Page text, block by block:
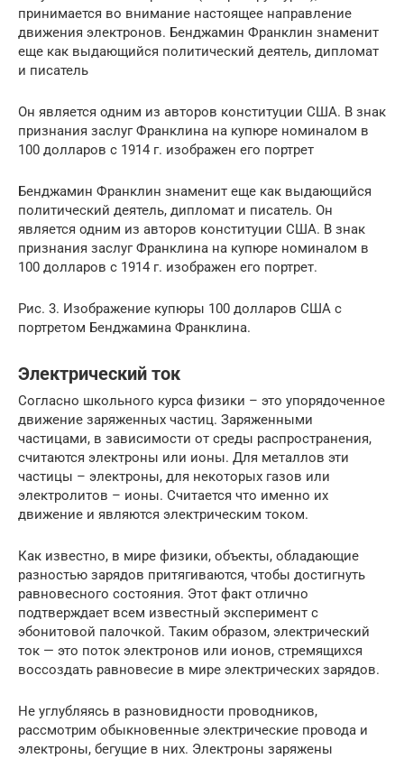
принимается во внимание настоящее направление
движения электронов. Бенджамин Франклин знаменит
еще как выдающийся политический деятель, дипломат
и писатель
Он является одним из авторов конституции США. В знак
признания заслуг Франклина на купюре номиналом в
100 долларов с 1914 г. изображен его портрет
Бенджамин Франклин знаменит еще как выдающийся
политический деятель, дипломат и писатель. Он
является одним из авторов конституции США. В знак
признания заслуг Франклина на купюре номиналом в
100 долларов с 1914 г. изображен его портрет.
Рис. 3. Изображение купюры 100 долларов США с
портретом Бенджамина Франклина.
Электрический ток
Согласно школьного курса физики – это упорядоченное
движение заряженных частиц. Заряженными
частицами, в зависимости от среды распространения,
считаются электроны или ионы. Для металлов эти
частицы – электроны, для некоторых газов или
электролитов – ионы. Считается что именно их
движение и являются электрическим током.
Как известно, в мире физики, объекты, обладающие
разностью зарядов притягиваются, чтобы достигнуть
равновесного состояния. Этот факт отлично
подтверждает всем известный эксперимент с
эбонитовой палочкой. Таким образом, электрический
ток — это поток электронов или ионов, стремящихся
воссоздать равновесие в мире электрических зарядов.
Не углубляясь в разновидности проводников,
рассмотрим обыкновенные электрические провода и
электроны, бегущие в них. Электроны заряжены